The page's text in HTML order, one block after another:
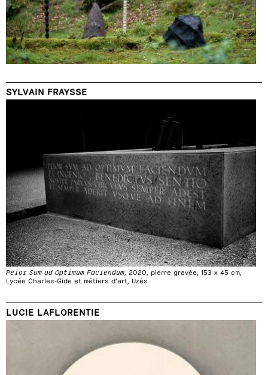
SYLVAIN FRAYSSE
Peior Sum ad Optimum Faciendum , 2020, pierre gravée, 153 x 45 cm,
Lycée Charles-Gide et métiers d’art, Uzès
LUCIE LAFLORENTIE